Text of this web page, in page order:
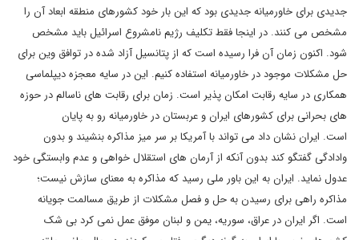
جدیدی برای خاورمیانه جدیدی بود که این بار خود کشورهای منطقه ابعاد آن را
مشخص می کنند. در اینجا فقط تکلیف رژیم نامشروع اسرائیل باید مشخص
شود. اکنون زمان آن فرا رسیده است که از پتانسیل آزاد شده در توافق وین برای
حل مشکلات موجود در خاورمیانه استفاده کنیم. این در سایه معجزه دیپلماسی
همکاری در سایه رقابت امکان پذیر است. زمان برای رقابت های ناسالم در حوزه
های بحرانی برای کشورهای ایران و عربستان در خاورمیانه رو به پایان
است. ایران نشان داد می تواند با آمریکا بر سر میز مذاکره بنشیند و بدون
وادادگی گفتگو کند بدون آنکه از آرمان های استقلال خواهی و عدم وابستگی خود
عدول نماید. ایران به این باور ملی رسید که مذاکره به معنای سازش نیست؛
مذاکره راهی برای رسیدن به حل و فصل مشکلات از طریق مسالمت جویانه
است. اگر ایران در عراق، سوریه، یمن و لبنان موفق عمل نمی کرد بی شک